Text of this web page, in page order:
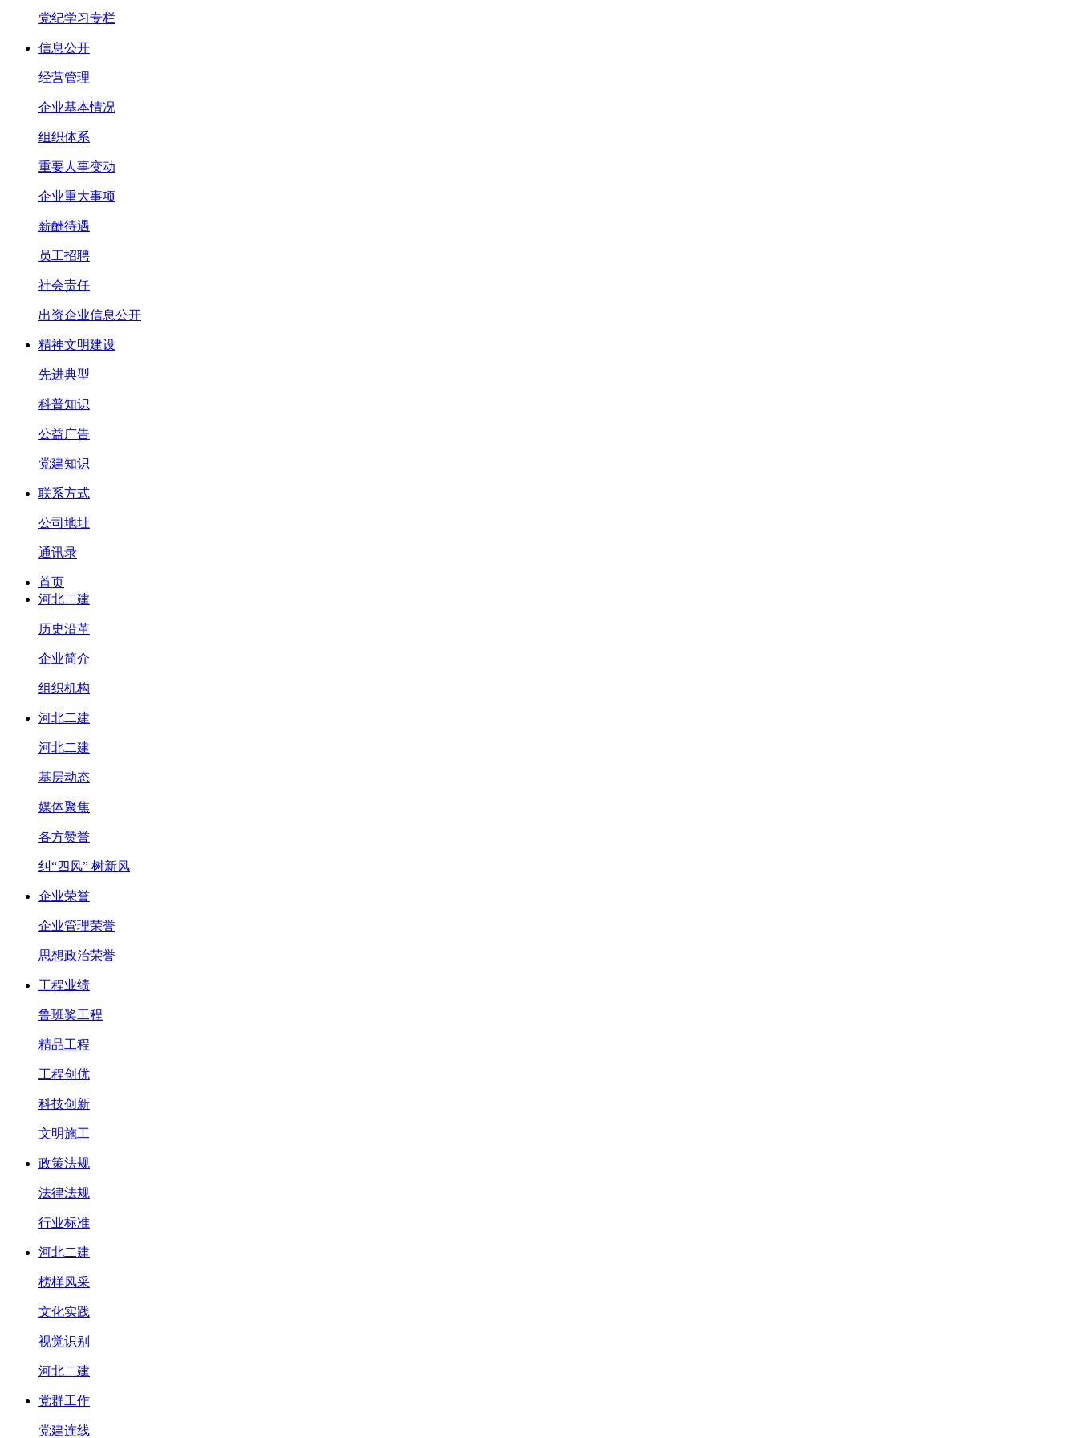
党纪学习专栏
信息公开
经营管理
企业基本情况
组织体系
重要人事变动
企业重大事项
薪酬待遇
员工招聘
社会责任
出资企业信息公开
精神文明建设
先进典型
科普知识
公益广告
党建知识
联系方式
公司地址
通讯录
首页
河北二建
历史沿革
企业简介
组织机构
河北二建
河北二建
基层动态
媒体聚焦
各方赞誉
纠“四风” 树新风
企业荣誉
企业管理荣誉
思想政治荣誉
工程业绩
鲁班奖工程
精品工程
工程创优
科技创新
文明施工
政策法规
法律法规
行业标准
河北二建
榜样风采
文化实践
视觉识别
河北二建
党群工作
党建连线